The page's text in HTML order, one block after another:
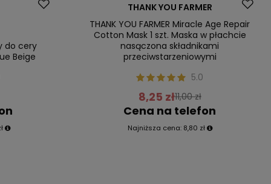
do cery
Beige
THANK YOU FARMER
THANK YOU FARMER Miracle Age Repair
Cotton Mask 1 szt. Maska w płachcie
nasączona składnikami
przeciwstarzeniowymi
5.0
8,25 zł11,00 zł
Cena na telefon
Najniższa cena: 8,80 zł